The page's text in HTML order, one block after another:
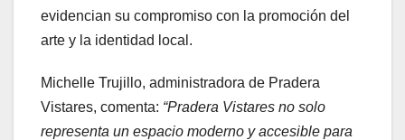
evidencian su compromiso con la promoción del
arte y la identidad local.
Michelle Trujillo, administradora de Pradera
Vistares, comenta: “Pradera Vistares no solo
representa un espacio moderno y accesible para